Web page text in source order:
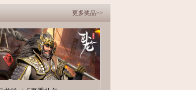
更多奖品>>